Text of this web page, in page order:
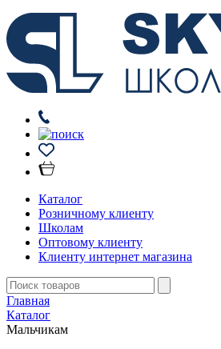
Каталог
Розничному клиенту
Школам
Оптовому клиенту
Клиенту интернет магазина
Главная
Каталог
Мальчикам